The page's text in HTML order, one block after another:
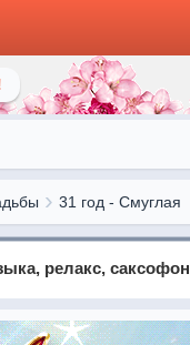
31 год - Смуглая
релакс, саксофон